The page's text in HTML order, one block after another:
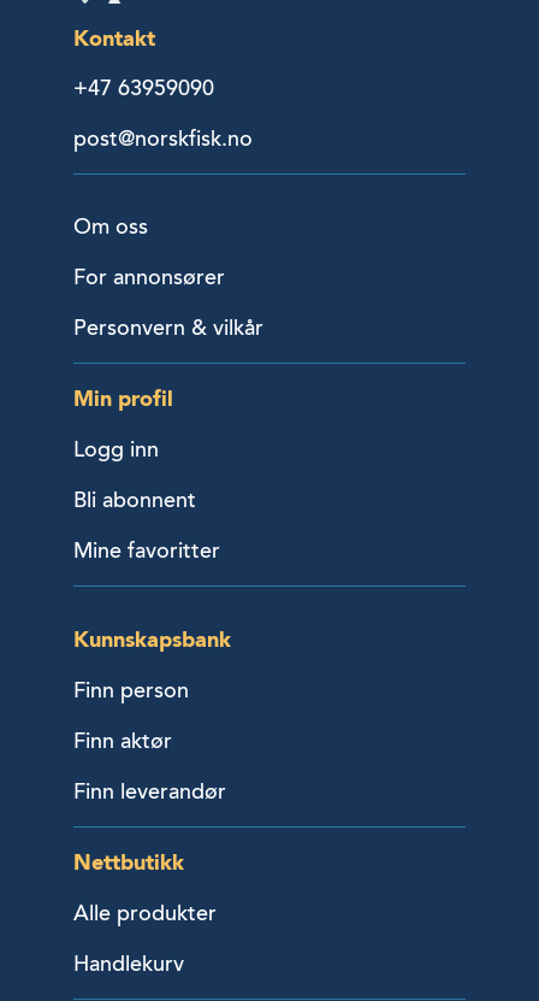
Kontakt
+47 63959090
post@norskfisk.no
Om oss
For annonsører
Personvern & vilkår
Min profil
Logg inn
Bli abonnent
Mine favoritter
Kunnskapsbank
Finn person
Finn aktør
Finn leverandør
Nettbutikk
Alle produkter
Handlekurv